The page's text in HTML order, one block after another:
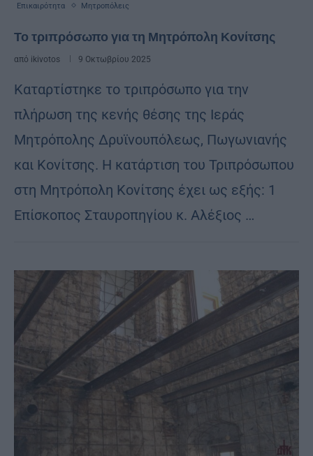
Επικαιρότητα Μητροπόλεις
Το τριπρόσωπο για τη Μητρόπολη Κονίτσης
από ikivotos 9 Οκτωβρίου 2025
Καταρτίστηκε το τριπρόσωπο για την
πλήρωση της κενής θέσης της Ιεράς
Μητρόπολης Δρυϊνουπόλεως, Πωγωνιανής
και Κονίτσης. Η κατάρτιση του Τριπρόσωπου
στη Μητρόπολη Κονίτσης έχει ως εξής: 1
Επίσκοπος Σταυροπηγίου κ. Αλέξιος …